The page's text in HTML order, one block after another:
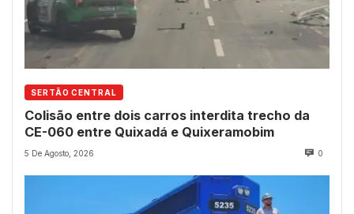
SERTÃO CENTRAL
Colisão entre dois carros interdita trecho da
CE-060 entre Quixadá e Quixeramobim
5 De Agosto, 2026 0